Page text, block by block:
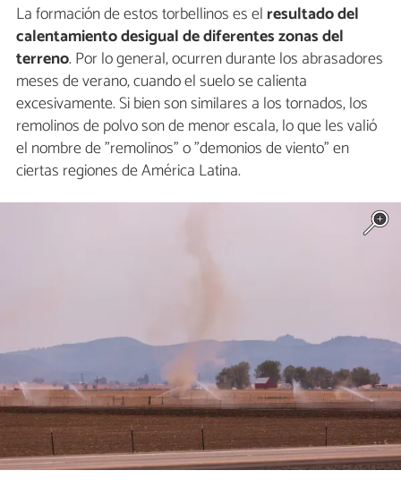
La formación de estos torbellinos es el resultado del
calentamiento desigual de diferentes zonas del
terreno. Por lo general, ocurren durante los abrasadores
meses de verano, cuando el suelo se calienta
excesivamente. Si bien son similares a los tornados, los
remolinos de polvo son de menor escala, lo que les valió
el nombre de "remolinos" o "demonios de viento" en
ciertas regiones de América Latina.